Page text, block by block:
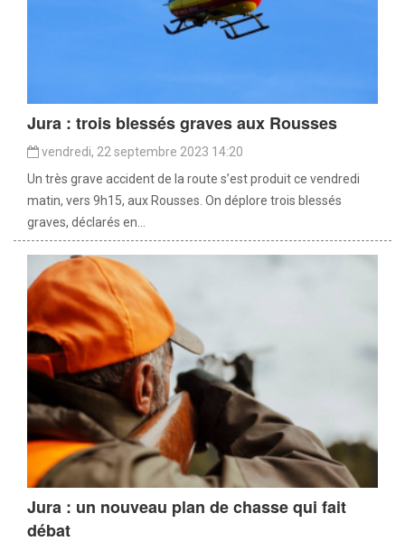
Jura : trois blessés graves aux Rousses
vendredi, 22 septembre 2023 14:20
Un très grave accident de la route s’est produit ce vendredi
matin, vers 9h15, aux Rousses. On déplore trois blessés
graves, déclarés en...
Jura : un nouveau plan de chasse qui fait
débat